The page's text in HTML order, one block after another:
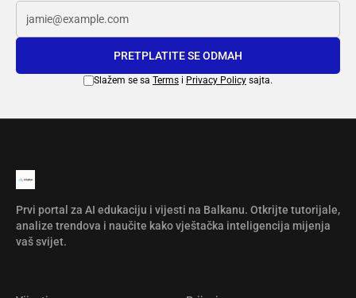
PRETPLATITE SE ODMAH
Slažem se sa Terms i Privacy Policy sajta.
Prvi portal za AI edukaciju i vijesti na Balkanu. Otkrijte tutorijale,
analize trendova i naučite kako vještačka inteligencija mijenja
vaš svijet.